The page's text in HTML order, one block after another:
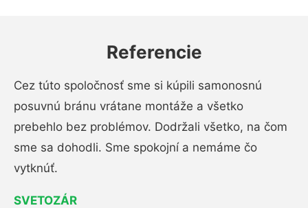
Referencie
Cez túto spoločnosť sme si kúpili samonosnú
posuvnú bránu vrátane montáže a všetko
prebehlo bez problémov. Dodržali všetko, na čom
sme sa dohodli. Sme spokojní a nemáme čo
vytknúť.
SVETOZÁR